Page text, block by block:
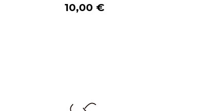
Prix
10,00 €